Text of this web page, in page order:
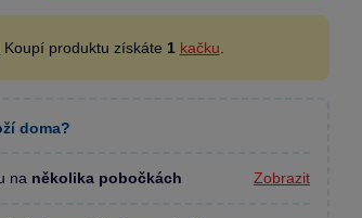
Koupí produktu získáte 1 kačku
doma?
na několika pobočkách Zobrazit